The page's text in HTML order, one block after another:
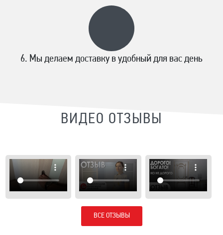
Мы делаем доставку в удобный для вас день
ВИДЕО ОТЗЫВЫ
ВСЕ ОТЗЫВЫ